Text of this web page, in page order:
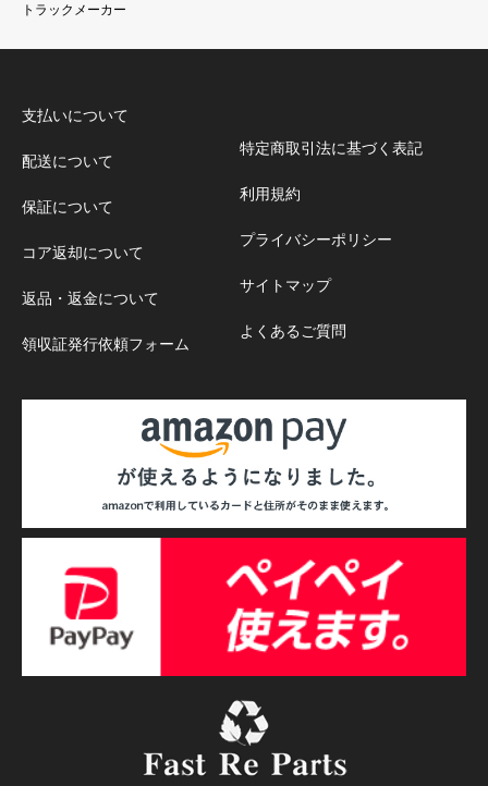
トラックメーカー
支払いについて
配送について
保証について
コア返却について
返品・返金について
領収証発行依頼フォーム
特定商取引法に基づく表記
利用規約
プライバシーポリシー
サイトマップ
よくあるご質問